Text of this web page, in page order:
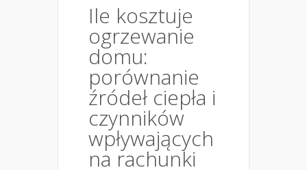
Ile kosztuje
ogrzewanie
domu:
porównanie
źródeł ciepła i
czynników
wpływających
na rachunki